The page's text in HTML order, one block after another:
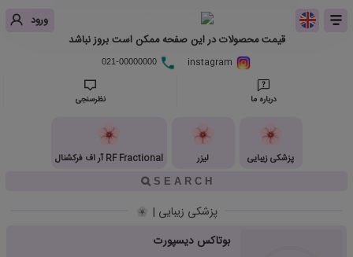
ورود
قیمت محصولات در این صفحه ممکن است بروز نباشد
021-00000000
درباره ما نظرسنجی
پزشکی زیبایی لیزر RF Fractional آر اف فرکشنال
پزشکی زیبایی |
بوتاکس دیسپورت